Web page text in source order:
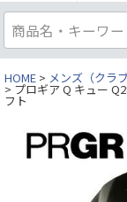
HOME メンズ（クラブ
プロギア Q キュー
フト